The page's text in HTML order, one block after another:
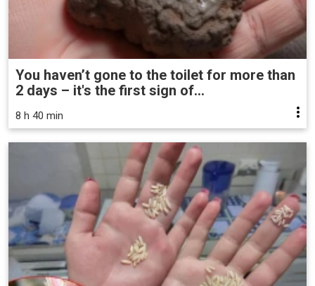
You haven’t gone to the toilet for more than
2 days – it's the first sign of...
8 h 40 min